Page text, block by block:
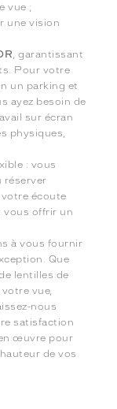
vue ;
une vision
, garantissant
Pour votre
un parking et
ayez besoin de
sur écran
physiques,
: vous
réserver
écoute
vous offrir un
à vous fournir
Que
lentilles de
vue,
nous
satisfaction
œuvre pour
de vos